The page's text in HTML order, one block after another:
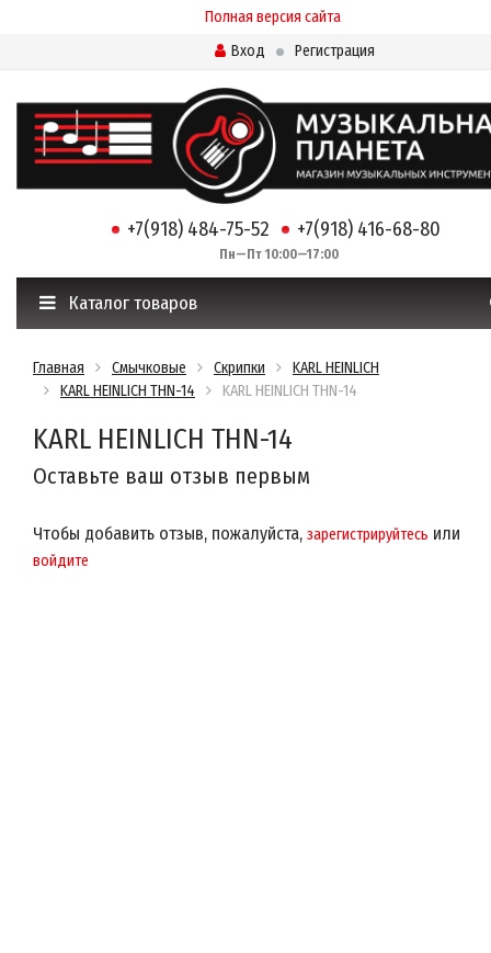
Полная версия сайта
Вход
Регистрация
+7(918) 484-75-52 +7(918) 416-68-80
Пн—Пт 10:00—17:00
Каталог товаров
Главная Смычковые Скрипки
KARL HEINLICH
KARL HEINLICH THN-14
KARL HEINLICH THN-14
KARL HEINLICH THN-14
Оставьте ваш отзыв первым
Чтобы добавить отзыв, пожалуйста, зарегистрируйтесь или
войдите